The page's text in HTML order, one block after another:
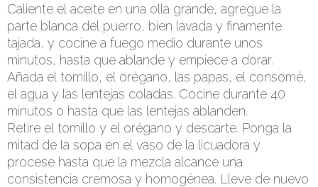
Caliente el aceite en una olla grande, agregue la
parte blanca del puerro, bien lavada y finamente
tajada, y cocine a fuego medio durante unos
minutos, hasta que ablande y empiece a dorar.
Añada el tomillo, el orégano, las papas, el consomé,
el agua y las lentejas coladas. Cocine durante 40
minutos o hasta que las lentejas ablanden.
Retire el tomillo y el orégano y descarte. Ponga la
mitad de la sopa en el vaso de la licuadora y
procese hasta que la mezcla alcance una
consistencia cremosa y homogénea. Lleve de nuevo